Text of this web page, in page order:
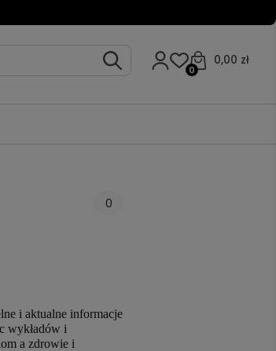
0,00 zł
0
0
i aktualne informacje
wykładów i
a zdrowie i